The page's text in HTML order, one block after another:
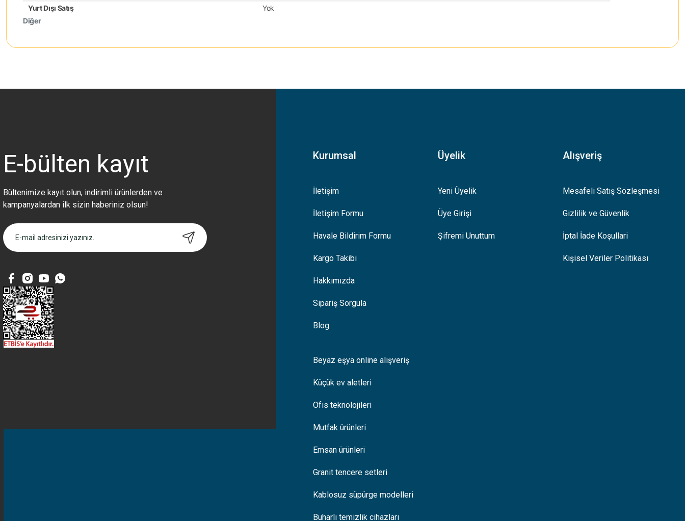
Diğer
Yurt Dışı Satış
Yok
Bu ürüne ilk yorumu siz yapın!
Bu ürüne benzer farklı alternatifler olmalı.
Gönder
E-bülten kayıt
Bültenimize kayıt olun, indirimli ürünlerden ve
kampanyalardan ilk sizin haberiniz olsun!
Kurumsal
İletişim
İletişim Formu
Havale Bildirim Formu
Kargo Takibi
Hakkımızda
Sipariş Sorgula
Blog
Üyelik
Yeni Üyelik
Üye Girişi
Şifremi Unuttum
Alışveriş
Mesafeli Satış Sözleşmesi
Gizlilik ve Güvenlik
İptal İade Koşullari
Kişisel Veriler Politikası
Beyaz eşya online alışveriş
Küçük ev aletleri
Ofis teknolojileri
Mutfak ürünleri
Emsan ürünleri
Granit tencere setleri
Kablosuz süpürge modelleri
Buharlı temizlik cihazları